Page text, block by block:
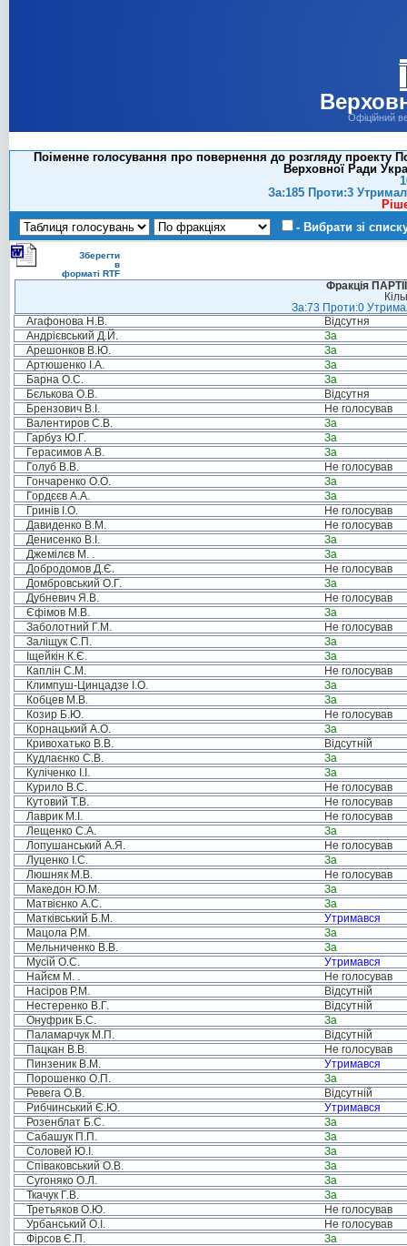
Офіційний
Поіменне голосування про повернення до розгляду проекту
Верховної Ради
За:185 Проти:3
- Вибрати зі
Зберегти
в
форматі RTF
Фракція
За:73 Проти:0
Агафонова Н.В.
Відсутня
Андрієвський Д.Й.
За
Арешонков В.Ю.
За
Артюшенко І.А.
За
Барна О.С.
За
Бєлькова О.В.
Відсутня
Брензович В.І.
Не голосував
Валентиров С.В.
За
Гарбуз Ю.Г.
За
Герасимов А.В.
За
Голуб В.В.
Не голосував
Гончаренко О.О.
За
Гордєєв А.А.
За
Гринів І.О.
Не голосував
Давиденко В.М.
Не голосував
Денисенко В.І.
За
Джемілєв М. .
За
Добродомов Д.Є.
Не голосував
Домбровський О.Г.
За
Дубневич Я.В.
Не голосував
Єфімов М.В.
За
Заболотний Г.М.
Не голосував
Заліщук С.П.
За
Іщейкін К.Є.
За
Каплін С.М.
Не голосував
Климпуш-Цинцадзе І.О.
За
Кобцев М.В.
За
Козир Б.Ю.
Не голосував
Корнацький А.О.
За
Кривохатько В.В.
Відсутній
Кудлаєнко С.В.
За
Куліченко І.І.
За
Курило В.С.
Не голосував
Кутовий Т.В.
Не голосував
Лаврик М.І.
Не голосував
Лещенко С.А.
За
Лопушанський А.Я.
Не голосував
Луценко І.С.
За
Люшняк М.В.
Не голосував
Македон Ю.М.
За
Матвієнко А.С.
За
Матківський Б.М.
Утримався
Мацола Р.М.
За
Мельниченко В.В.
За
Мусій О.С.
Утримався
Найєм М. .
Не голосував
Насіров Р.М.
Відсутній
Нестеренко В.Г.
Відсутній
Онуфрик Б.С.
За
Паламарчук М.П.
Відсутній
Пацкан В.В.
Не голосував
Пинзеник В.М.
Утримався
Порошенко О.П.
За
Ревега О.В.
Відсутній
Рибчинський Є.Ю.
Утримався
Розенблат Б.С.
За
Сабашук П.П.
За
Соловей Ю.І.
За
Співаковський О.В.
За
Сугоняко О.Л.
За
Ткачук Г.В.
За
Третьяков О.Ю.
Не голосував
Урбанський О.І.
Не голосував
Фірсов Є.П.
За